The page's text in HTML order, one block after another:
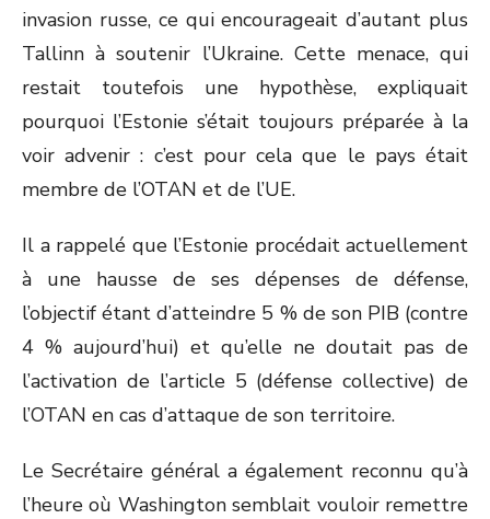
invasion russe, ce qui encourageait d’autant plus
Tallinn à soutenir l’Ukraine. Cette menace, qui
restait toutefois une hypothèse, expliquait
pourquoi l’Estonie s’était toujours préparée à la
voir advenir : c’est pour cela que le pays était
membre de l’OTAN et de l’UE.
Il a rappelé que l’Estonie procédait actuellement
à une hausse de ses dépenses de défense,
l’objectif étant d’atteindre 5 % de son PIB (contre
4 % aujourd’hui) et qu’elle ne doutait pas de
l’activation de l’article 5 (défense collective) de
l’OTAN en cas d’attaque de son territoire.
Le Secrétaire général a également reconnu qu’à
l’heure où Washington semblait vouloir remettre